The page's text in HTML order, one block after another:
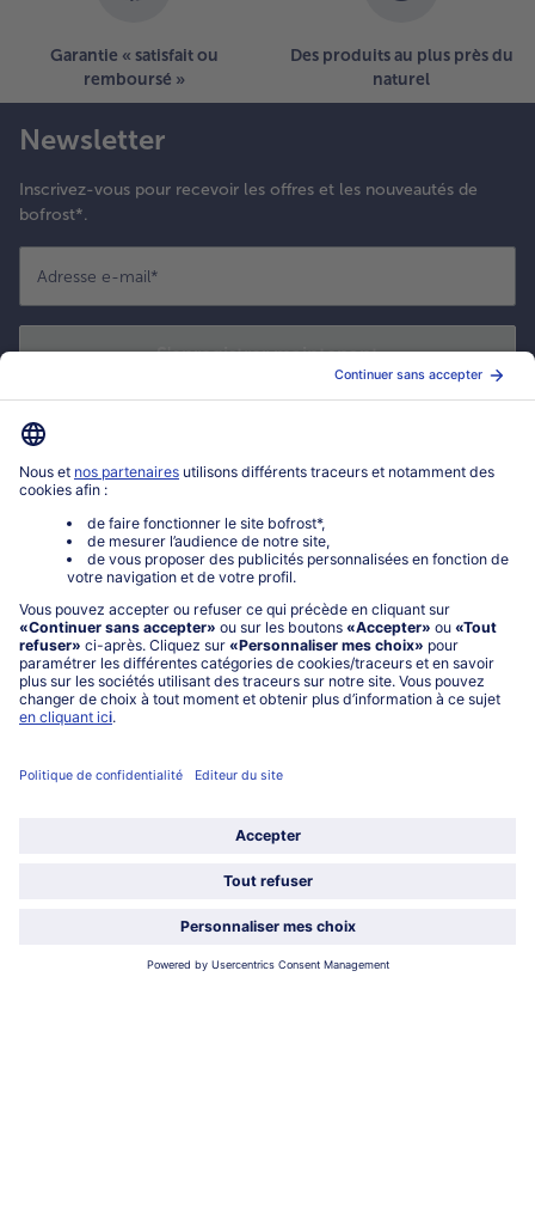
Garantie « satisfait ou
remboursé »
Des produits au plus près du
naturel
Newsletter
Inscrivez-vous pour recevoir les offres et les nouveautés de
bofrost*.
Adresse e-mail*
S'enregistrer maintenant
Mon compte bofrost*
service@bofrost.fr
0801 902 406
Lu-Ve : 9h - 20h (appel non surtaxé)